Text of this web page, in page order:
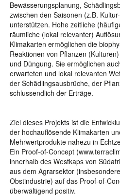
Bewässerungsplanung,
zwischen den Saisonen (z.B.
unterstützen. Hohe zeitliche
räumliche (lokal relevanter)
Klimakarten ermöglichen die
Reaktionen von Pflanzen
und Düngung. Sie ermöglichen
erwarteten und lokal relevanten
der Schädlingsausbrüche, der
schlussendlich der Erträge.
Ziel dieses Projekts ist die
der hochauflösende Klimakarten
Mehrwertprodukte nahezu in
Ein Proof-of-Concept
innerhalb des Westkaps von
aus dem Agrarsektor
Obstindustrie) auf das Proof-of-
überwältigend positiv.